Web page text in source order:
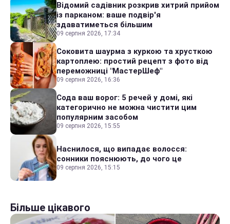
Відомий садівник розкрив хитрий прийом
із парканом: ваше подвір'я
здаватиметься більшим
09 серпня 2026, 17:34
Соковита шаурма з куркою та хрусткою
картоплею: простий рецепт з фото від
переможниці "МастерШеф"
09 серпня 2026, 16:36
Сода ваш ворог: 5 речей у домі, які
категорично не можна чистити цим
популярним засобом
09 серпня 2026, 15:55
Наснилося, що випадає волосся:
сонники пояснюють, до чого це
09 серпня 2026, 15:15
Більше цікавого